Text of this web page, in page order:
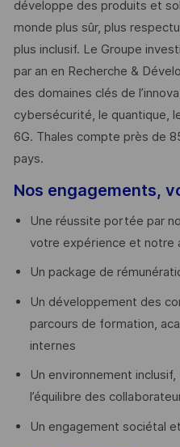
développe des produits et
monde plus sûr, plus
plus inclusif. Le Groupe
par an en Recherche &
des domaines clés de
cybersécurité, le quantique,
6G. Thales compte près de
pays. ​
Nos engagements,
Une réussite portée par
votre expérience et notre
Un package de
Un développement des
parcours de formation,
internes
Un environnement
l’équilibre des
Un engagement sociétal